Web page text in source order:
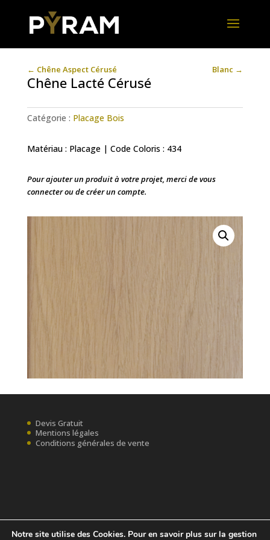
← Chêne Aspect Cérusé Blanc →
Chêne Lacté Cérusé
Catégorie : Placage Bois
Matériau : Placage | Code Coloris : 434
Pour ajouter un produit à votre projet, merci de vous
connecter ou de créer un compte.
Devis Gratuit
Mentions légales
Conditions générales de vente
Notre site utilise des Cookies. Pour en savoir plus sur la gestion